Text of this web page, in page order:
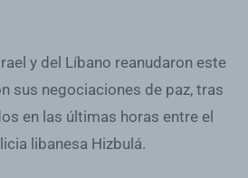
y del Líbano reanudaron este
sus negociaciones de paz, tras
en las últimas horas entre el
libanesa Hizbulá.